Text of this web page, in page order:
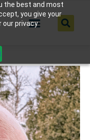
the best and most
you give your
our privacy